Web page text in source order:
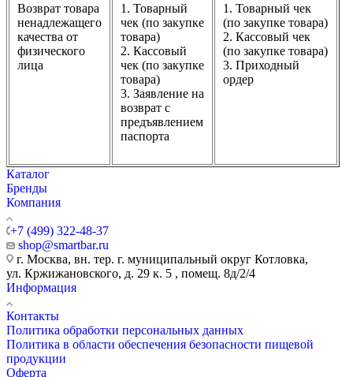
Возврат товара
ненадлежащего
качества от
физического
лица
1. Товарный
чек (по закупке
товара)
2. Кассовый
чек (по закупке
товара)
3. Заявление на
возврат с
предъявлением
паспорта
1. Товарный чек
(по закупке товара)
2. Кассовый чек
(по закупке товара)
3. Приходный
ордер
Каталог
Бренды
Компания
+7 (499) 322-48-37
shop@smartbar.ru
г. Москва, вн. тер. г. муниципальный округ Котловка,
ул. Кржижановского, д. 29 к. 5 , помещ. 8д/2/4
Информация
Контакты
Политика обработки персональных данных
Политика в области обеспечения безопасности пищевой
продукции
Оферта